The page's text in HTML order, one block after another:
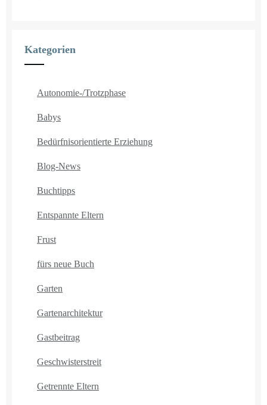
Kategorien
Autonomie-/Trotzphase
Babys
Bedürfnisorientierte Erziehung
Blog-News
Buchtipps
Entspannte Eltern
Frust
fürs neue Buch
Garten
Gartenarchitektur
Gastbeitrag
Geschwisterstreit
Getrennte Eltern